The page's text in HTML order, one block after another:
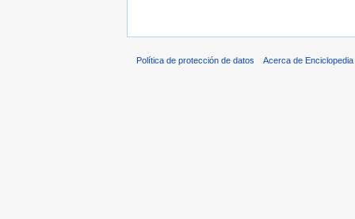
Política de protección de datos Acerca de